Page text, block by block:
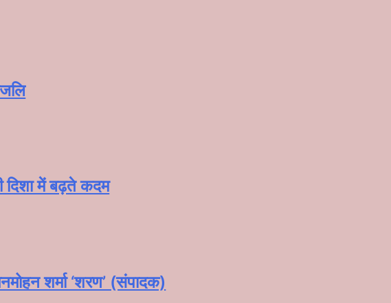
दिशा में बढ़ते कदम
शर्मा ‘शरण’ (संपादक)